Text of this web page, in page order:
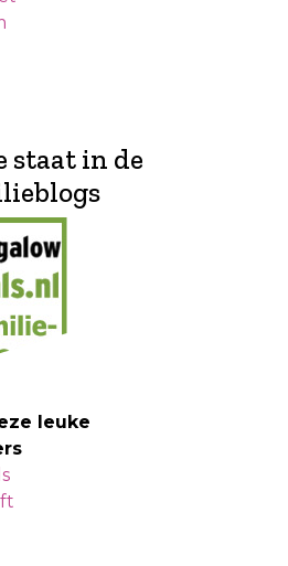
staat in de
leuke